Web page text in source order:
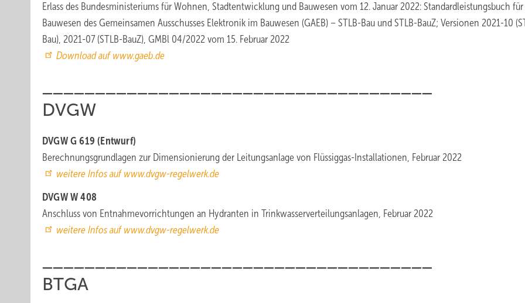
Erlass des Bundesministeriums für Wohnen, Stadtentwicklung und Bauwesen vom 12. Januar 2022: Standardleistungsbuch für
Bauwesen des Gemeinsamen Ausschusses Elektronik im Bauwesen (GAEB) – STLB-Bau und STLB-BauZ; Versionen 2021-10
Bau), 2021-07 (STLB-BauZ), GMBl 04/2022 vom 15. Februar 2022
Download auf www.gaeb.de
DVGW
DVGW G 619 (Entwurf)
Berechnungsgrundlagen zur Dimensionierung der Leitungsanlage von Flüssiggas-Installationen, Februar 2022
weitere Infos auf www.dvgw-regelwerk.de
DVGW W 408
Anschluss von Entnahmevorrichtungen an Hydranten in Trinkwasserverteilungsanlagen, Februar 2022
weitere Infos auf www.dvgw-regelwerk.de
BTGA